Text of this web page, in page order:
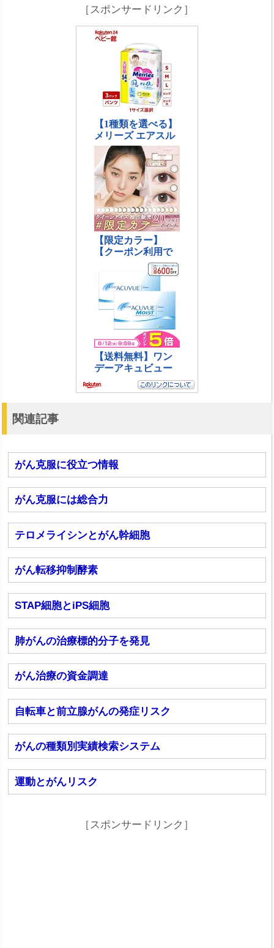
［スポンサードリンク］
関連記事
がん克服に役立つ情報
がん克服には総合力
テロメライシンとがん幹細胞
がん転移抑制酵素
STAP細胞とiPS細胞
肺がんの治療標的分子を発見
がん治療の資金調達
自転車と前立腺がんの発症リスク
がんの種類別実績検索システム
運動とがんリスク
［スポンサードリンク］